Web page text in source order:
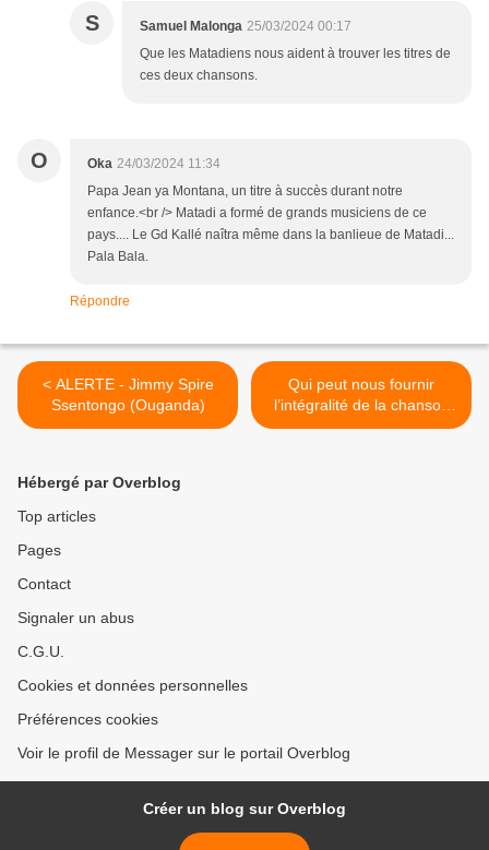
S Samuel Malonga 25/03/2024 00:17
Que les Matadiens nous aident à trouver les titres de
ces deux chansons.
O Oka 24/03/2024 11:34
Papa Jean ya Montana, un titre à succès durant notre
enfance.<br /> Matadi a formé de grands musiciens de ce
pays.... Le Gd Kallé naîtra même dans la banlieue de Matadi...
Pala Bala.
Répondre
< ALERTE - Jimmy Spire
Ssentongo (Ouganda)
Qui peut nous fournir
l’intégralité de la chanson
« Bangaka Mibali » de
Hébergé par Overblog
Top articles
Pages
Contact
Signaler un abus
C.G.U.
Cookies et données personnelles
Préférences cookies
Voir le profil de Messager sur le portail Overblog
Créer un blog sur Overblog